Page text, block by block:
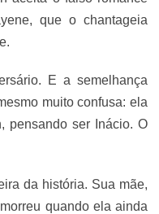
que o chantageia
E a semelhança
muito confusa: ela
pensando ser Inácio. O
da história. Sua mãe,
quando ela ainda